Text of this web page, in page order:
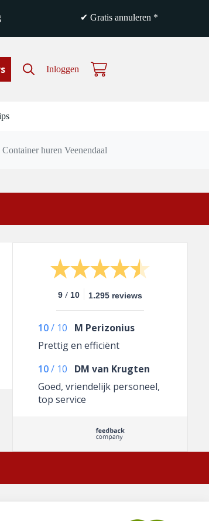
✔ Gratis annuleren *
Inloggen Winkelwagen
Container huren Veenendaal
9 / 10 1.295 reviews
10/ 10
M Perizonius
Prettig en efficiënt
10/ 10
DM van Krugten
Goed, vriendelijk personeel,
top service